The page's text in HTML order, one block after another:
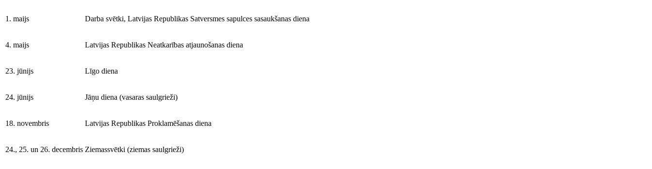
1. maijs Darba svētki, Latvijas Republikas Satversmes sapulces sasaukšanas diena
4. maijs Latvijas Republikas Neatkarības atjaunošanas diena
23. jūnijs Līgo diena
24. jūnijs Jāņu diena (vasaras saulgrieži)
18. novembris Latvijas Republikas Proklamēšanas diena
24., 25. un 26. decembris Ziemassvētki (ziemas saulgrieži)